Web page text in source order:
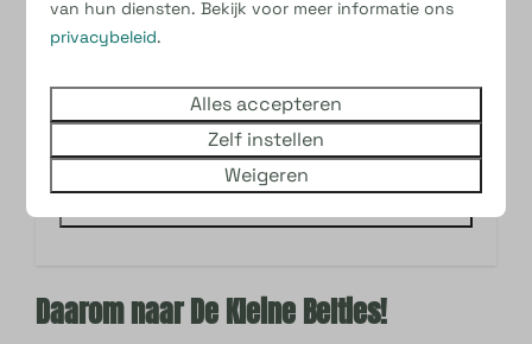
Stacaravan comfort plus | 8
Prijs voor2 gasten,3 nachtenmet
aankomst opvr 28 aug (15:00 uur)en vertrek
opma 31 aug (10:00 uur)
Daarom naar De Kleine Belties!
van hun diensten. Bekijk voor meer informatie ons
privacybeleid.
Alles accepteren
Zelf instellen
Weigeren